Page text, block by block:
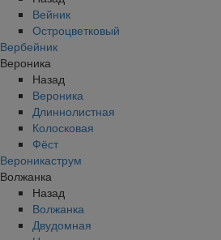
Вейник
Остроцветковый
Вербейник
Вероника
Назад
Вероника
Длиннолистная
Колосковая
Фёст
Вероникаструм
Волжанка
Назад
Волжанка
Двудомная